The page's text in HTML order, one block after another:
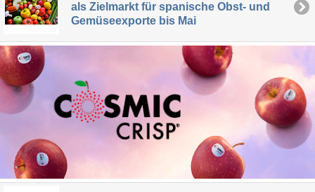
als Zielmarkt für spanische Obst- und
Gemüseexporte bis Mai